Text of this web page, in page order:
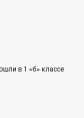
в 1 «б» классе